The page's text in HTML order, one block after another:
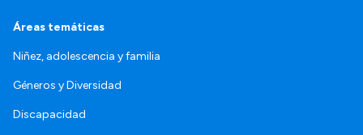
Áreas temáticas
Niñez, adolescencia y familia
Géneros y Diversidad
Discapacidad